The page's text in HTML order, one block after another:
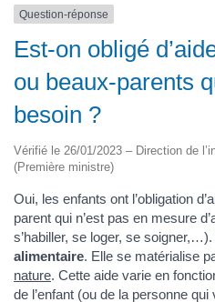
Question-réponse
Est-on obligé
ou beaux-parents
besoin ?
Vérifié le 26/01/2023 – Direction de
(Première ministre)
Oui, les enfants ont l’obligation
parent qui n’est pas en mesure
s’habiller, se loger, se soigner,…).
alimentaire. Elle se matérialise
nature. Cette aide varie en
de l’enfant (ou de la personne